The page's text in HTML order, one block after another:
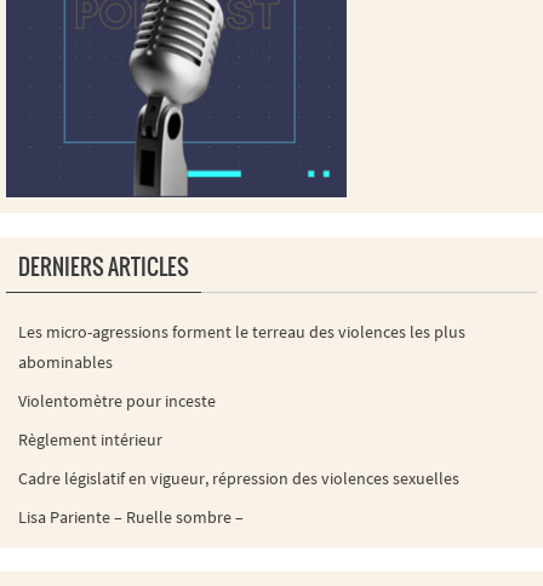
DERNIERS ARTICLES
Les micro-agressions forment le terreau des violences les plus
abominables
Violentomètre pour inceste
Règlement intérieur
Cadre législatif en vigueur, répression des violences sexuelles
Lisa Pariente – Ruelle sombre –